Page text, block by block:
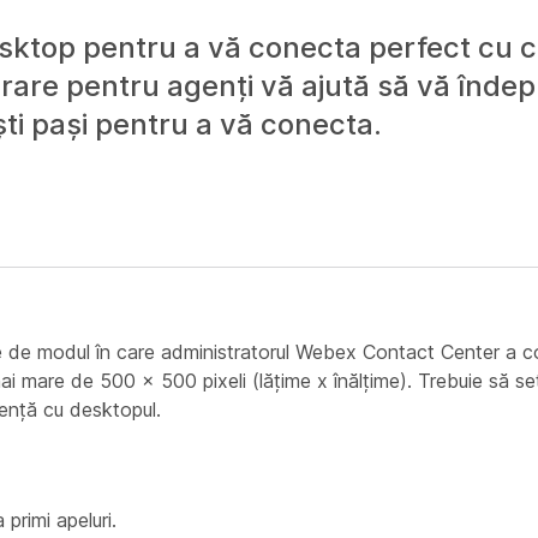
pentru a vă conecta perfect cu
pentru agenți vă ajută să vă
pași pentru a vă conecta.
modul în care administratorul Webex Contact Center a
mare de 500 x 500 pixeli (lățime x înălțime). Trebuie să
cu desktopul.
apeluri.